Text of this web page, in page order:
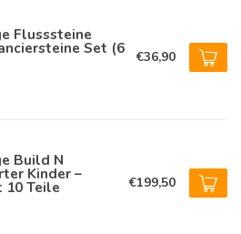
Flusssteine
Set (6 €36,90
Build N
Kinder –
10 Teile €199,50